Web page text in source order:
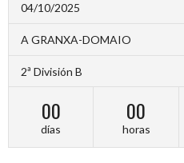
04/10/2025
A GRANXA-DOMAIO
2ª División B
00
días
00
horas